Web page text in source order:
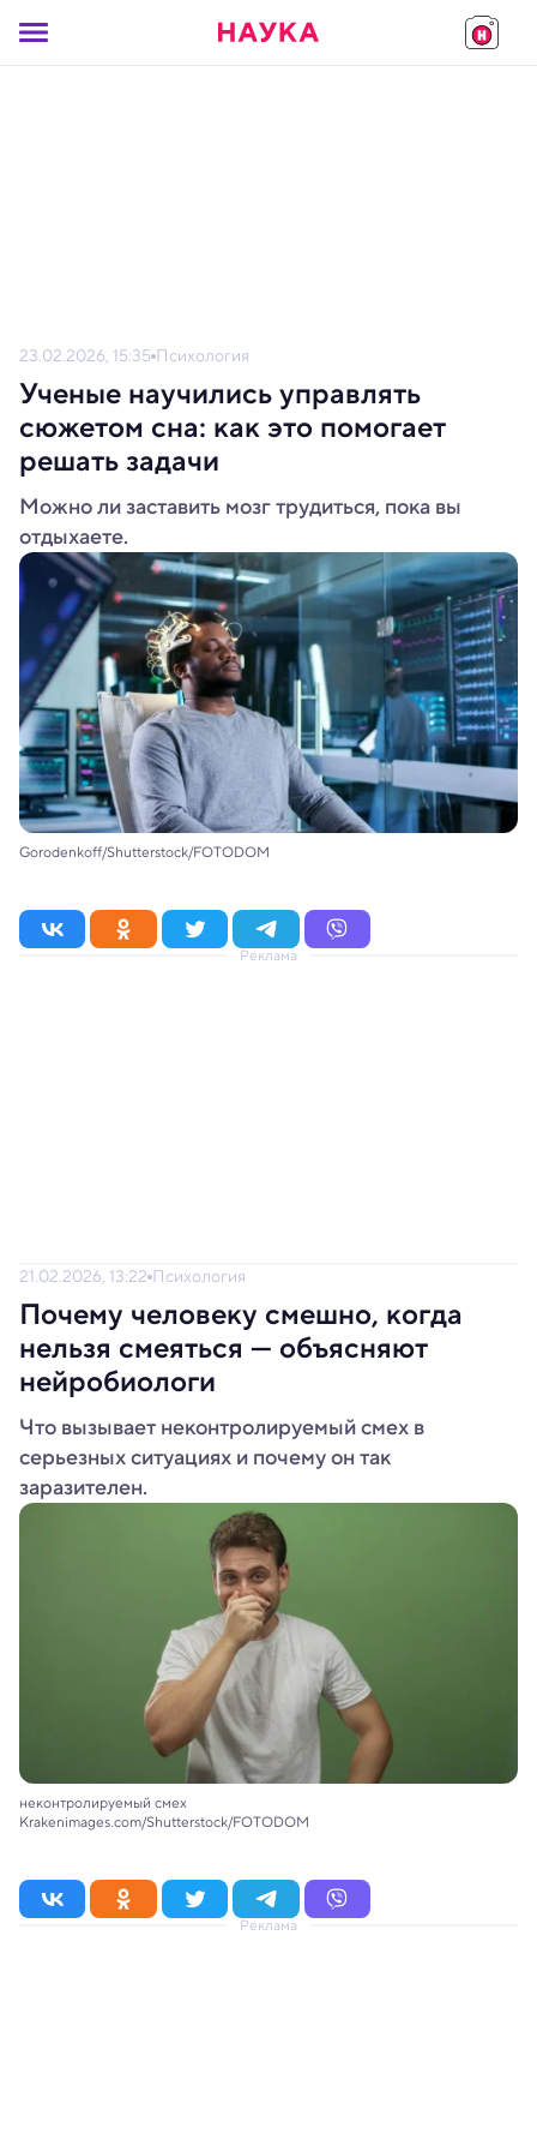
23.02.2026, 15:35 Психология
Ученые научились управлять
сюжетом сна: как это помогает
решать задачи
Можно ли заставить мозг трудиться, пока вы
отдыхаете.
Gorodenkoff/Shutterstock/FOTODOM
Реклама
21.02.2026, 13:22 Психология
Почему человеку смешно, когда
нельзя смеяться — объясняют
нейробиологи
Что вызывает неконтролируемый смех в
серьезных ситуациях и почему он так
заразителен.
неконтролируемый смех
Krakenimages.com/Shutterstock/FOTODOM
Реклама